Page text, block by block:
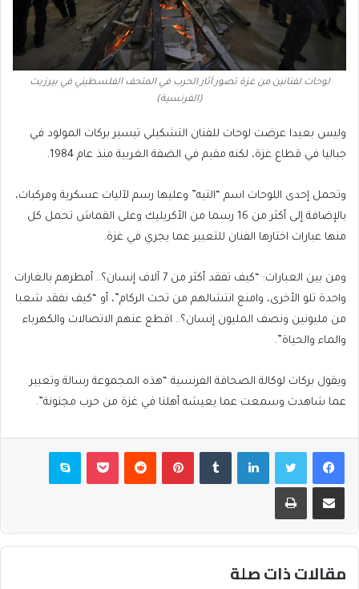
لوحات لفنانين من غزة تصور آثار الحرب في المتحف الفلسطيني في بيرزيت
(الفرنسية)
وليس بعيدا عرضت لوحات للفنان التشكيلي تيسير بركات المولود في
جباليا في قطاع غزة، لكنه مقيم في الضفة الغربية منذ عام 1984.
وتحمل إحدى اللوحات اسم “التيه” وعليها رسم لآليات عسكرية ومركبات،
بالإضافة إلى أكثر من 16 رسما من الأكريليك وعلى القماش تحمل كل
منها عبارات اختارها الفنان للتعبير عما يجري في غزة.
ومن بين العبارات: “كيف تفقد أكثر من 7 آلاف إنسان؟.. أمطرهم بالغارات
واحدة تلو الأخرى، وامنع انتشالهم من تحت الركام”، أو “كيف نفقد شعبا
من مليونين ونصف المليون إنسان؟.. اقطع عنهم الاتصالات والكهرباء
والماء والحياة”.
ويقول بركات لوكالة الصحافة الفرنسية “هذه المجموعة رسالة وتعبير
عما شاهدت وسمعت عما يعيشه أهلنا في غزة من حرب مجنونة”.
فيسبوكتويتر لينكدإن بينتيريست بوكيت سكايب
مشاركة عبر البريد طباعة
مقالات ذات صلة